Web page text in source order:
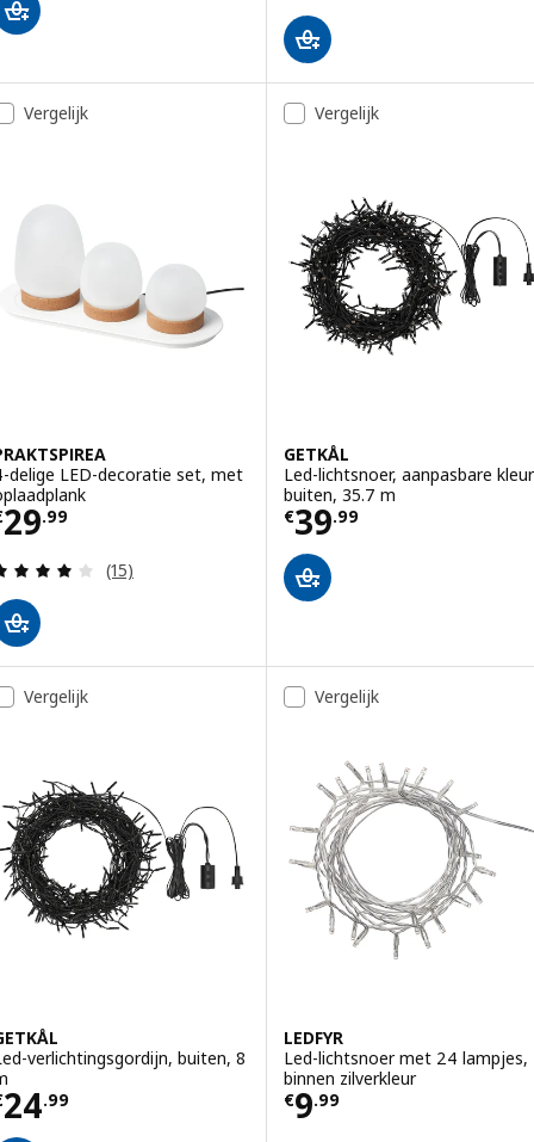
Vergelijk
delige LED-decoratie set, met
29.99€ 29.99
Beoordeling: 4.1 van 5 sterren. Totaal
(15)
Vergelijk
GETKÅL
Led-lichtsnoer, aanpasbare kleur
buiten, 35.7 m
€39.99
Prijs € 39.99
Vergelijk
verlichtingsgordijn, buiten, 8
24.99€ 24.99
Vergelijk
LEDFYR
Led-lichtsnoer met 24 lampjes,
binnen zilverkleur
€9.99
Prijs € 9.99